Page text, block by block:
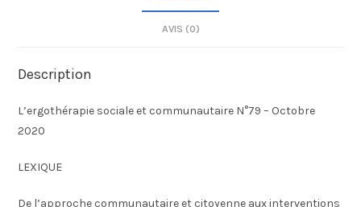
AVIS (0)
Description
L’ergothérapie sociale et communautaire N°79 – Octobre
2020
LEXIQUE
De l’approche communautaire et citoyenne aux interventions